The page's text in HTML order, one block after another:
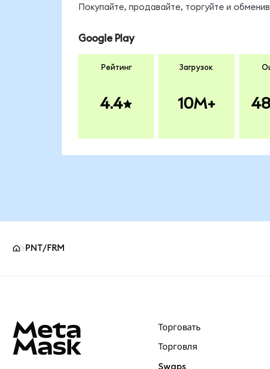
Покупайте, продавайте, торгуйте и
Google Play
Рейтинг
4.4
Загрузок
10M+
PNT/FRM
Торговать
Торговля
Swaps